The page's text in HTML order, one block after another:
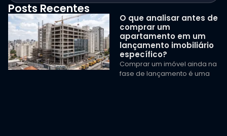
Posts Recentes
O que analisar antes de
comprar um
apartamento em um
lançamento imobiliário
específico?
Comprar um imóvel ainda na
fase de lançamento é uma